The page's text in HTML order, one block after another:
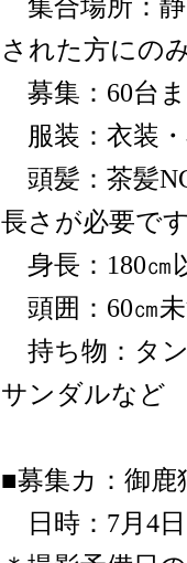
集合場所：静
された方にの
募集：60台
服装：衣装
頭髪：茶髪
長さが必要で
身長：180㎝
頭囲：60㎝
持ち物：タ
サンダルなど
■募集カ：御
日時：7月4